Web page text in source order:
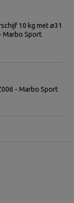
10 kg met ø31
Marbo Sport
- Marbo Sport